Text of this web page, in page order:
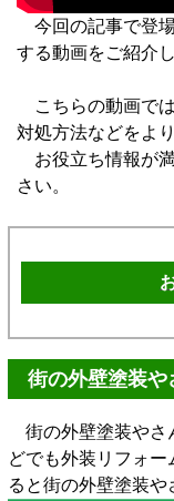
今回の記事で登
する動画をご紹介
こちらの動画で
対処方法などをよ
お役立ち情報が
さい。
街の外壁塗装や
街の外壁塗装やさ
どでも外装リフォ
ると街の外壁塗装や